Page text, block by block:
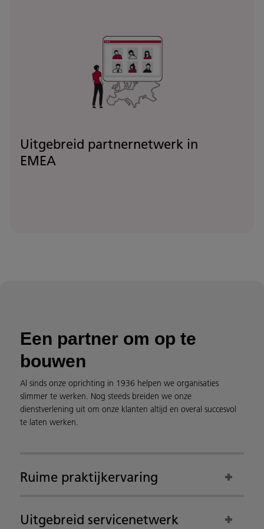
Uitgebreid partnernetwerk in
EMEA
Een partner om op te
bouwen
Al sinds onze oprichting in 1936 helpen we organisaties
slimmer te werken. Nog steeds breiden we onze
dienstverlening uit om onze klanten altijd en overal succesvol
te laten werken.
Ruime praktijkervaring
Uitgebreid servicenetwerk